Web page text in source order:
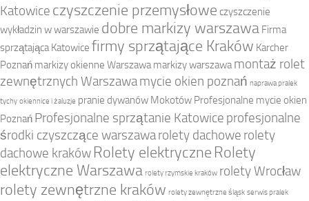
Katowice czyszczenie przemysłowe czyszczenie
wykładzin w warszawie dobre markizy warszawa Firma
sprzątająca Katowice firmy sprzątające Kraków Karcher
Poznań markizy okienne Warszawa markizy warszawa montaż rolet
zewnętrznych Warszawamycie okien poznań naprawa pralek
tychy okiennice i żaluzje pranie dywanów Mokotów Profesjonalne mycie okien
Poznań Profesjonalne sprzątanie Katowice profesjonalne
środki czyszczące warszawarolety dachowe rolety
dachowe kraków Rolety elektryczne Rolety
elektryczne Warszawa rolety rzymskie kraków rolety Wrocław
rolety zewnętrzne kraków rolety zewnętrzne śląsk serwis pralek